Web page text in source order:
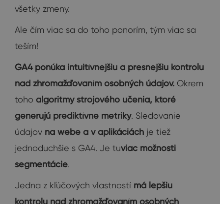
všetky zmeny.
Ale čím viac sa do toho ponorím, tým viac sa
teším!
GA4 ponúka intuitívnejšiu a presnejšiu kontrolu
nad zhromažďovaním osobných údajov. Okrem
toho algoritmy strojového učenia, ktoré
generujú prediktívne metriky. Sledovanie
údajov na webe a v aplikáciách je tiež
jednoduchšie s GA4. Je tuviac možnosti
segmentácie.
Jedna z kľúčových vlastností má lepšiu
kontrolu nad zhromažďovaním osobných